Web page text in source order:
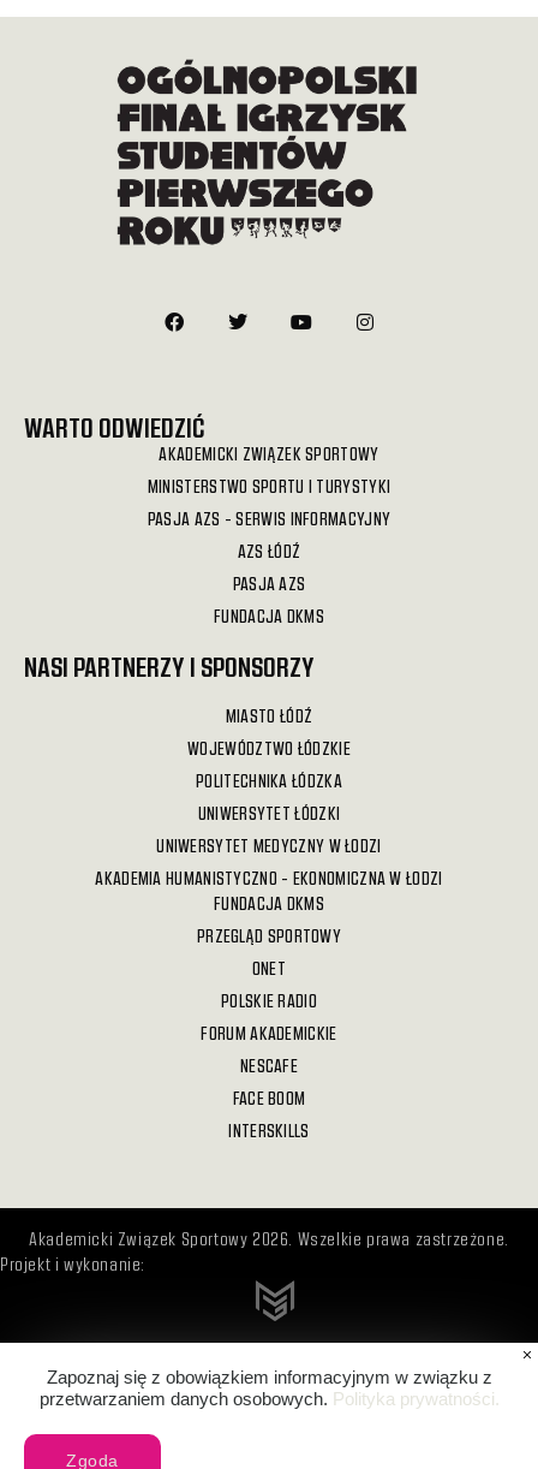
WARTO ODWIEDZIĆ
AKADEMICKI ZWIĄZEK SPORTOWY
MINISTERSTWO SPORTU I TURYSTYKI
PASJA AZS - SERWIS INFORMACYJNY
AZS ŁÓDŹ
PASJA AZS
FUNDACJA DKMS
NASI PARTNERZY I SPONSORZY
MIASTO ŁÓDŹ
WOJEWÓDZTWO ŁÓDZKIE
POLITECHNIKA ŁÓDZKA
UNIWERSYTET ŁÓDZKI
UNIWERSYTET MEDYCZNY W ŁODZI
AKADEMIA HUMANISTYCZNO - EKONOMICZNA W ŁODZI
FUNDACJA DKMS
PRZEGLĄD SPORTOWY
ONET
POLSKIE RADIO
FORUM AKADEMICKIE
NESCAFE
FACE BOOM
INTERSKILLS
Akademicki Związek Sportowy 2026. Wszelkie prawa zastrzeżone.
Projekt i wykonanie:
Zapoznaj się z obowiązkiem informacyjnym w związku z
przetwarzaniem danych osobowych. Polityka prywatności.
Zgoda